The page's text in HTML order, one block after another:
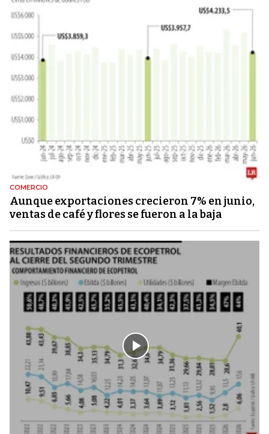
COMERCIO
Aunque exportaciones crecieron 7% en junio,
ventas de café y flores se fueron a la baja